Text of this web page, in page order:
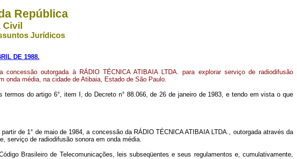
República
Jurídicos
DE 1988.
concessão outorgada à RÁDIO TÉCNICA ATIBAIA LTDA. para explorar serviço de radiodifusão
onda média, na cidade de Atibaia, Estado de São Paulo.
do artigo 6°, item I, do Decreto n° 88.066, de 26 de janeiro de 1983, e tendo em vista o que
de 1° de maio de 1984, a concessão da RÁDIO TÉCNICA ATIBAIA LTDA., outorgada através da
serviço de radiodifusão sonora em onda média.
Brasileiro de Telecomunicações, leis subseqüentes e seus regulamentos e, cumulativamente,